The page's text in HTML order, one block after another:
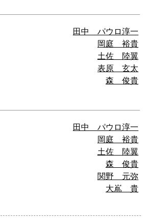
田中 パウロ淳一
岡庭 裕貴
土佐 陸翼
表原 玄太
森 俊貴
田中 パウロ淳一
岡庭 裕貴
土佐 陸翼
森 俊貴
関野 元弥
大嶌 貴